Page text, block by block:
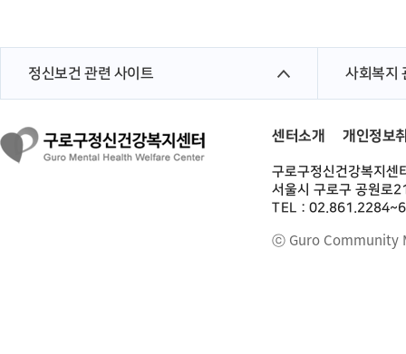
정신보건 관련 사이트 사회복지
센터소개 개인정보
구로구정신건강복지센
서울시 구로구 공원로
TEL :
ⓒ Guro Community